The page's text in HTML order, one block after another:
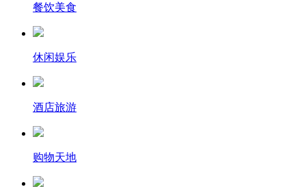
餐饮美食
休闲娱乐
酒店旅游
购物天地